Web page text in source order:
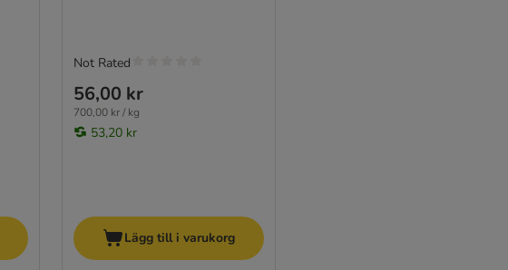
56,00 kr
700,00 kr / kg
53,20 kr
Not Rated
Lägg till i varukorg